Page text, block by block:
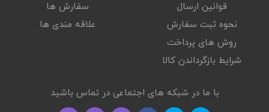
قوانین ارسال
نحوه ثبت سفارش
روش های پرداخت
شرایط بازگرداندن کالا
سفارش ها
علاقه مندی ها
با ما در شبکه های اجتماعی در تماس باشید